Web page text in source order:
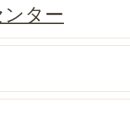
ター